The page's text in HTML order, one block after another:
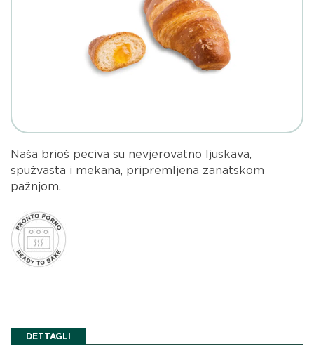
Naša brioš peciva su nevjerovatno ljuskava,
spužvasta i mekana, pripremljena zanatskom
pažnjom.
DETTAGLI